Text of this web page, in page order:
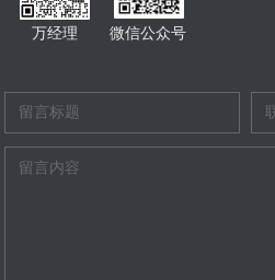
万经理 微信公众号